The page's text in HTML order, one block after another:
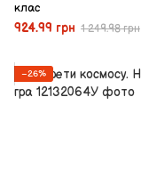
клас
924.99 грн 1 249.98 грн
−26%